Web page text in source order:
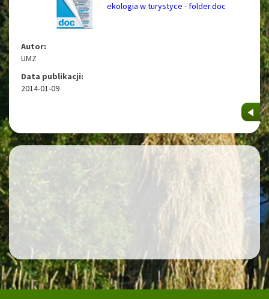
ekologia w turystyce - folder.doc
Autor:
UMZ
Data publikacji:
2014-01-09